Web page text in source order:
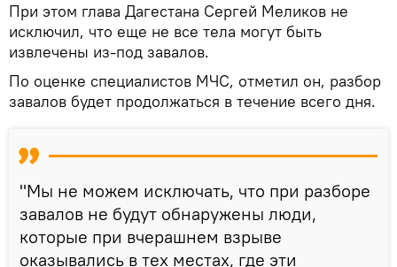
При этом глава Дагестана Сергей Меликов не
исключил, что еще не все тела могут быть
извлечены из-под завалов.
По оценке специалистов МЧС, отметил он, разбор
завалов будет продолжаться в течение всего дня.
"Мы не можем исключать, что при разборе
завалов не будут обнаружены люди,
которые при вчерашнем взрыве
оказывались в тех местах, где эти